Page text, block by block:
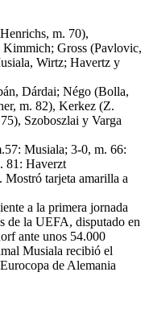
m. 70),
Gross (Pavlovic,
Wirtz; Havertz y
Dárdai; Négo (Bolla,
m. 82), Kerkez (Z.
Szoboszlai y Varga
Musiala; 3-0, m. 66:
81: Haverzt
tarjeta amarilla a
a la primera jornada
de la UEFA, disputado en
ante unos 54.000
Musiala recibió el
de Alemania